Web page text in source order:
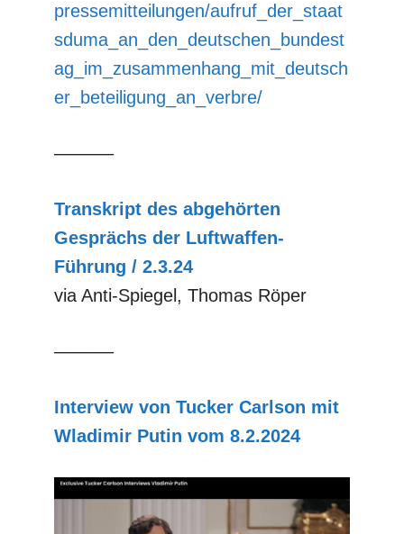
pressemitteilungen/aufruf_der_staat
sduma_an_den_deutschen_bundest
ag_im_zusammenhang_mit_deutsch
er_beteiligung_an_verbre/
––––––
Transkript des abgehörten
Gesprächs der Luftwaffen-
Führung / 2.3.24
via Anti-Spiegel, Thomas Röper
––––––
Interview von Tucker Carlson mit
Wladimir Putin vom 8.2.2024